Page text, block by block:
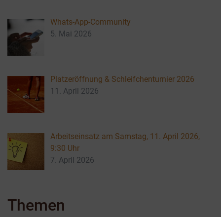
Whats-App-Community
5. Mai 2026
Platzeröffnung & Schleifchenturnier 2026
11. April 2026
Arbeitseinsatz am Samstag, 11. April 2026,
9:30 Uhr
7. April 2026
Themen